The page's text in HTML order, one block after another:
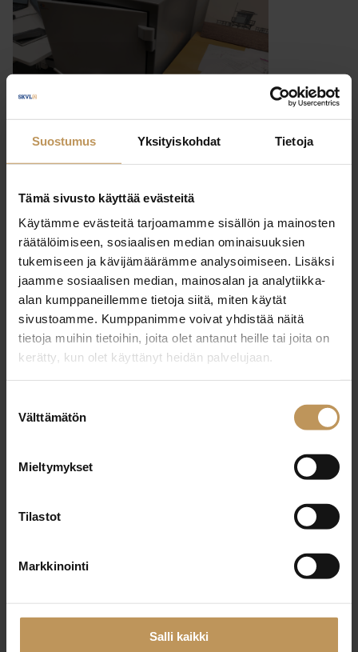
Suostumus Yksityiskohdat Tietoja
Tämä sivusto käyttää evästeitä
Käytämme evästeitä tarjoamamme sisällön ja mainosten
räätälöimiseen, sosiaalisen median ominaisuuksien
tukemiseen ja kävijämäärämme analysoimiseen. Lisäksi
jaamme sosiaalisen median, mainosalan ja analytiikka-
alan kumppaneillemme tietoja siitä, miten käytät
sivustoamme. Kumppanimme voivat yhdistää näitä
tietoja muihin tietoihin, joita olet antanut heille tai joita on
kerätty, kun olet käyttänyt heidän palvelujaan.
valinta
Välttämätön
Mieltymykset
Tilastot
Markkinointi
Salli kaikki
Julkaisut, Uutiset, Yleinen
Laadunvalvonta toimii
kiinteistönvälitysalalla
Lue artikkeli
SKVL:n kiinteistönvälittäjät: